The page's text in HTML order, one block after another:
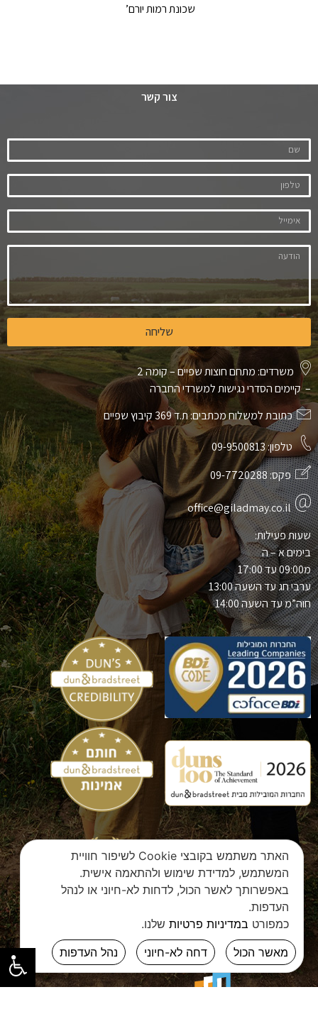
שכונת רמות יורם’
צור קשר
שליחה
משרדים: מתחם חוצות שפיים – קומה 2
– קיימים הסדרי נגישות למשרדי החברה
כתובת למשלוח מכתבים: ת.ד 369 קיבוץ שפיים
טלפון:09-9500813
פקס:09-7720288
office@giladmay.co.il
שעות פעילות:
בימים א – ה
מ09:00 עד 17:00
ערבי חג עד השעה 13:00
חוה”מ עד השעה 14:00
האתר משתמש בקובצי Cookie לשיפור חוויית
המשתמש, למדידת שימוש ולהתאמה אישית.
באפשרותך לאשר הכול, לדחות לא-חיוני או לנהל
העדפות.
כמפורט במדיניות פרטיות שלנו.
מאשר הכול
דחה לא-חיוני נהל העדפות